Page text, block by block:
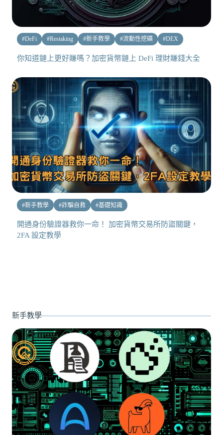
#DeFi #Restaking #新手教學 #流動性挖礦 #DEX
你知道鏈上更好賺嗎？加密貨幣鏈上 DeFi 理財賺錢大全
#新手教學 #詐騙自救 #基礎知識
開通身份驗證器救你一命！ 加密貨幣交易所防盜關鍵，
2FA 設定教學
新手教學